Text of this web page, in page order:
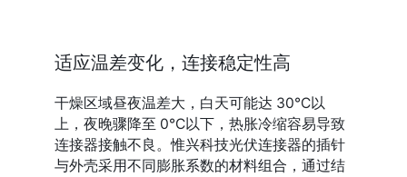
适应温差变化，连接稳定性高
干燥区域昼夜温差大，白天可能达 30℃以
上，夜晚骤降至 0℃以下，热胀冷缩容易导致
连接器接触不良。惟兴科技光伏连接器的插针
与外壳采用不同膨胀系数的材料组合，通过结